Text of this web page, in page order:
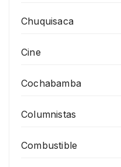
Chuquisaca
Cine
Cochabamba
Columnistas
Combustible